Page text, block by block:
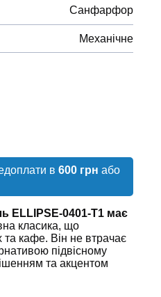
Санфарфор
Механічне
в 600 грн або
ELLIPSE-0401-T1 має
класика, що
та кафе. Він не втрачає
підвісному
та акцентом